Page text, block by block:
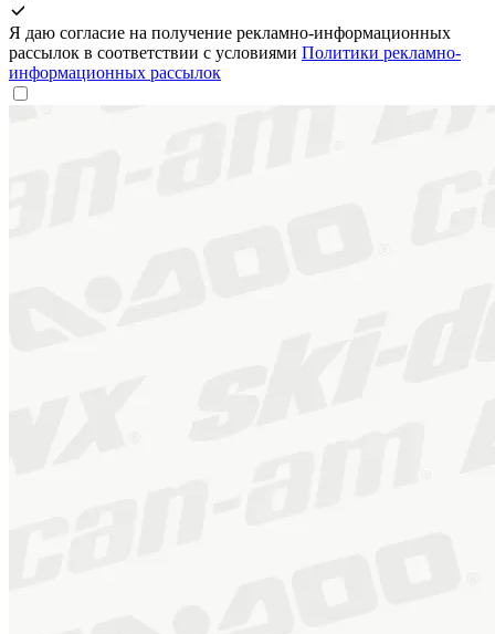
Я даю согласие на получение рекламно-информационных
рассылок в соответствии с условиями Политики рекламно-
информационных рассылок